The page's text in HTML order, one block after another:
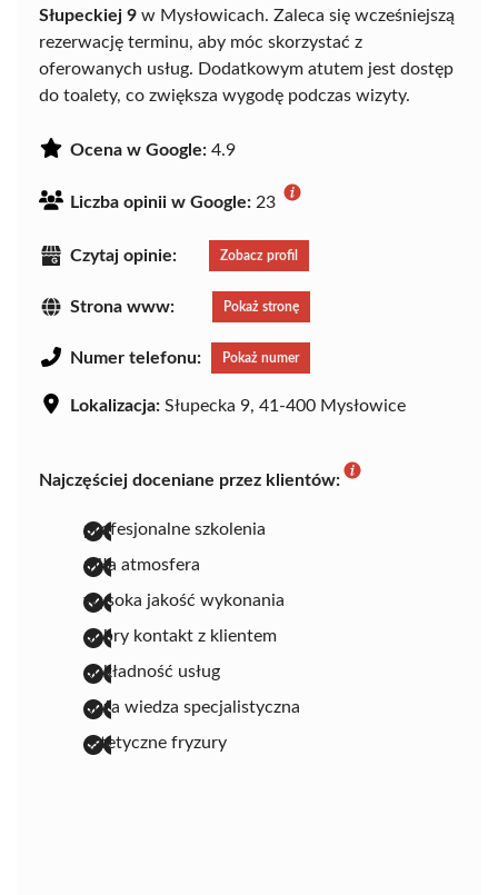
Słupeckiej 9 w Mysłowicach. Zaleca się wcześniejszą
rezerwację terminu, aby móc skorzystać z
oferowanych usług. Dodatkowym atutem jest dostęp
do toalety, co zwiększa wygodę podczas wizyty.
Ocena w Google: 4.9
Liczba opinii w Google: 23
Czytaj opinie: Zobacz profil
Strona www: Pokaż stronę
Numer telefonu: Pokaż numer
Lokalizacja: Słupecka 9, 41-400 Mysłowice
Najczęściej doceniane przez klientów:
profesjonalne szkolenia
miła atmosfera
wysoka jakość wykonania
dobry kontakt z klientem
dokładność usług
duża wiedza specjalistyczna
estetyczne fryzury